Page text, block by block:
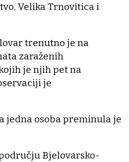
Velika Trnovitica i
trenutno je na
zaraženih
je njih pet na
je
jedna osoba preminula je
Bjelovarsko-